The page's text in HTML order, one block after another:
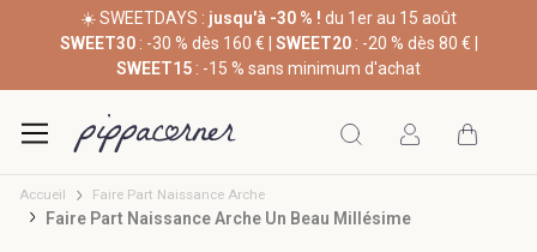
☀️ SWEETDAYS : jusqu'à -30 % ! du 1er au 15 août
SWEET30: -30 % dès 160 € | SWEET20: -20 % dès 80 € |
SWEET15 : -15 % sans minimum d'achat
Accueil Faire Part Naissance Arche
Faire Part Naissance Arche Un Beau Millésime